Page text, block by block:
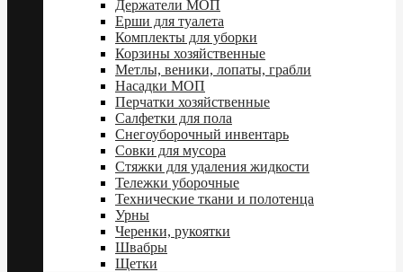
Держатели МОП
Ерши для туалета
Комплекты для уборки
Корзины хозяйственные
Метлы, веники, лопаты, грабли
Насадки МОП
Перчатки хозяйственные
Салфетки для пола
Снегоуборочный инвентарь
Совки для мусора
Стяжки для удаления жидкости
Тележки уборочные
Технические ткани и полотенца
Урны
Черенки, рукоятки
Швабры
Щетки